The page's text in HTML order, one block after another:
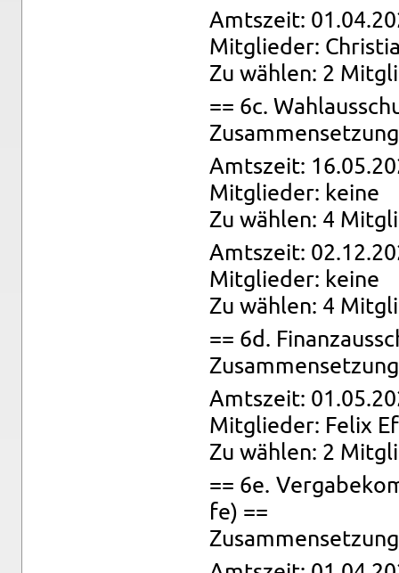
Amts­zeit:
Mit­glie­der:
Zu wäh­len: 2
== 6c.
Amts­zeit:
Mit­glie­der: keine
Zu wäh­len: 4
Amts­zeit:
Mit­glie­der: keine
Zu wäh­len: 4
== 6d.
Amts­zeit:
Mit­glie­der: Felix
Zu wäh­len: 2
== 6e.
fe) ==